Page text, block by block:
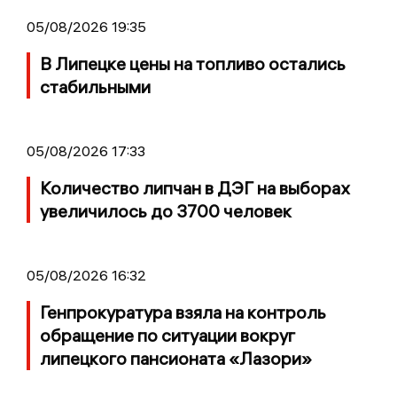
05/08/2026 19:35
В Липецке цены на топливо остались
стабильными
05/08/2026 17:33
Количество липчан в ДЭГ на выборах
увеличилось до 3700 человек
05/08/2026 16:32
Генпрокуратура взяла на контроль
обращение по ситуации вокруг
липецкого пансионата «Лазори»